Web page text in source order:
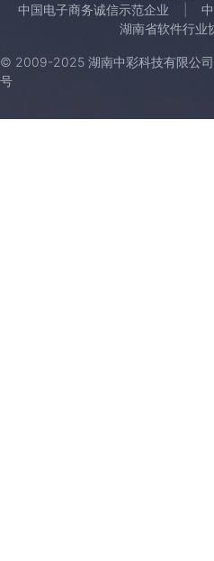
中国电子商务诚信示范企业
湖南省软件行业
© 2009-2025 湖南中彩科技有限公
号